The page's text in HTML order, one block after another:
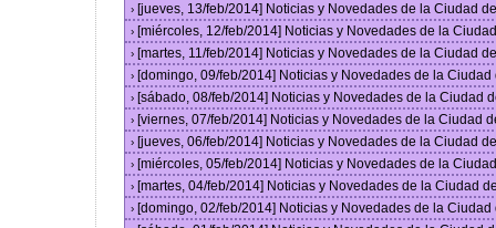
› [jueves, 13/feb/2014] Noticias y Novedades de la Ciudad
› [miércoles, 12/feb/2014] Noticias y Novedades de la
› [martes, 11/feb/2014] Noticias y Novedades de la Ciudad
› [domingo, 09/feb/2014] Noticias y Novedades de la
› [sábado, 08/feb/2014] Noticias y Novedades de la Ciudad
› [viernes, 07/feb/2014] Noticias y Novedades de la Ciudad
› [jueves, 06/feb/2014] Noticias y Novedades de la Ciudad
› [miércoles, 05/feb/2014] Noticias y Novedades de la
› [martes, 04/feb/2014] Noticias y Novedades de la Ciudad
› [domingo, 02/feb/2014] Noticias y Novedades de la